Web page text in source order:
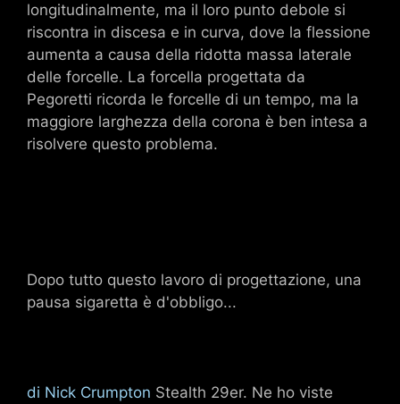
longitudinalmente, ma il loro punto debole si
riscontra in discesa e in curva, dove la flessione
aumenta a causa della ridotta massa laterale
delle forcelle. La forcella progettata da
Pegoretti ricorda le forcelle di un tempo, ma la
maggiore larghezza della corona è ben intesa a
risolvere questo problema.
Dopo tutto questo lavoro di progettazione, una
pausa sigaretta è d'obbligo...
di Nick Crumpton Stealth 29er. Ne ho viste